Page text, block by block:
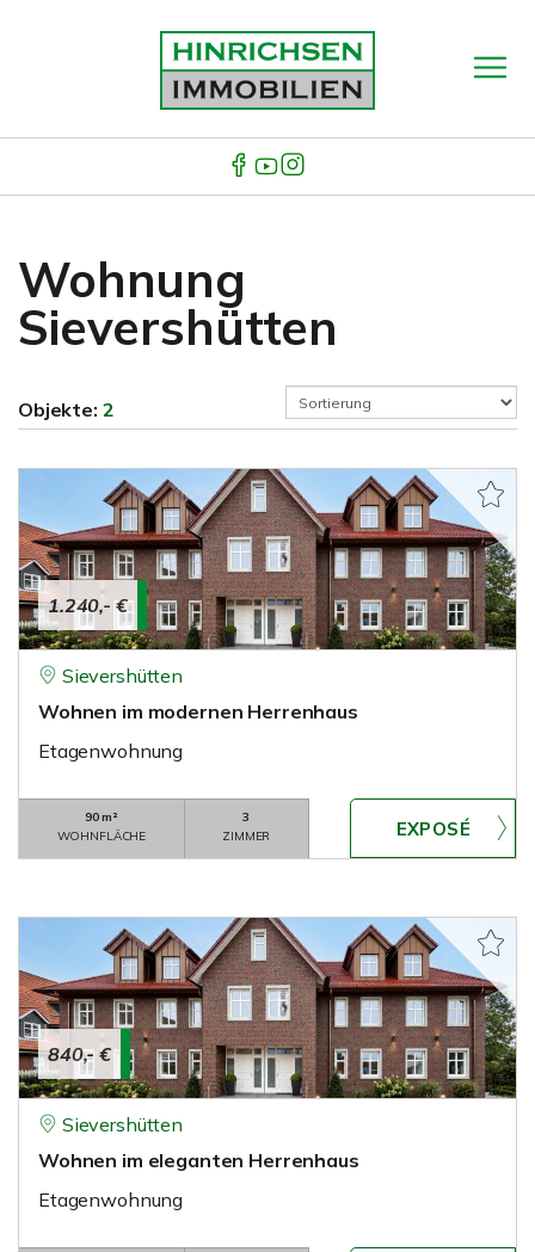
Wohnung
Sievershütten
Objekte: 2
1.240,- €
Sievershütten
Wohnen im modernen Herrenhaus
Etagenwohnung
90 m²
WOHNFLÄCHE
3
ZIMMER
840,- €
Sievershütten
Wohnen im eleganten Herrenhaus
Etagenwohnung